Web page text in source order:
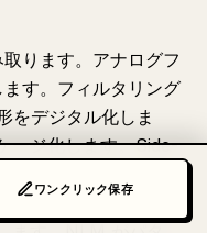
ります。アナログフ
す。フィルタリング
をデジタル化しま
ージ化します。Side-
がそれを表示
ワンクリック保存